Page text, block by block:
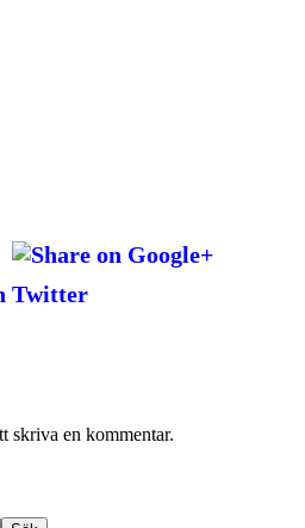
skriva en kommentar.